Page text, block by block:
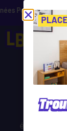
Ouvertes ! Inscris-
Chaque
échangent